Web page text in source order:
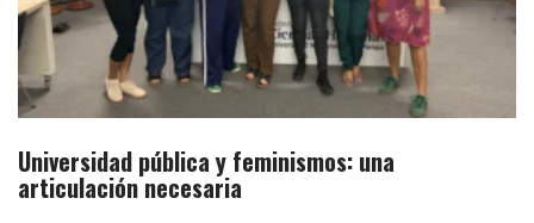
Universidad pública y feminismos: una
articulación necesaria